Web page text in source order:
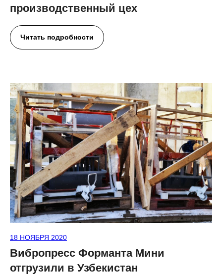
производственный цех
Читать подробности
18 НОЯБРЯ 2020
Вибропресс Форманта Мини
отгрузили в Узбекистан